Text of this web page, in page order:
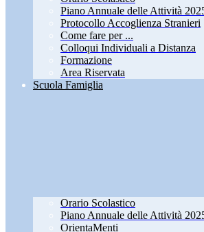
Piano Annuale delle Attività
Protocollo Accoglienza Stranieri
Come fare per ...
Colloqui Individuali a Distanza
Formazione
Area Riservata
Scuola Famiglia
Orario Scolastico
Piano Annuale delle Attività
OrientaMenti